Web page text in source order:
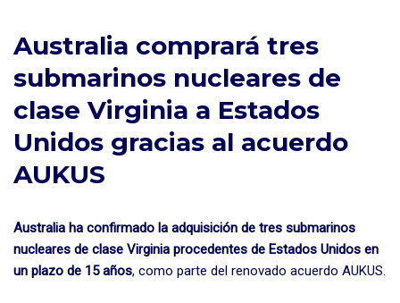
Australia comprará tres
submarinos nucleares de
clase Virginia a Estados
Unidos gracias al acuerdo
AUKUS
Australia ha confirmado la adquisición de tres submarinos
nucleares de clase Virginia procedentes de Estados Unidos en
un plazo de 15 años, como parte del renovado acuerdo AUKUS.